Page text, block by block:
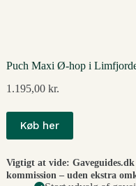
Puch Maxi Ø-hop i
1.195,00 kr.
Køb her
Vigtigt at vide:
kommission – uden ekstra